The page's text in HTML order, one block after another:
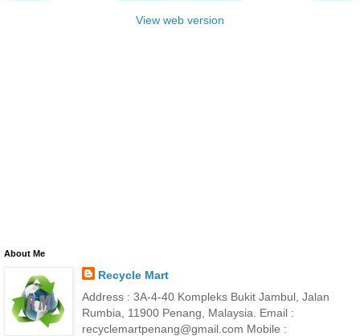
View web version
About Me
Recycle Mart
Address : 3A-4-40 Kompleks Bukit Jambul, Jalan
Rumbia, 11900 Penang, Malaysia. Email :
recyclemartpenang@gmail.com Mobile :